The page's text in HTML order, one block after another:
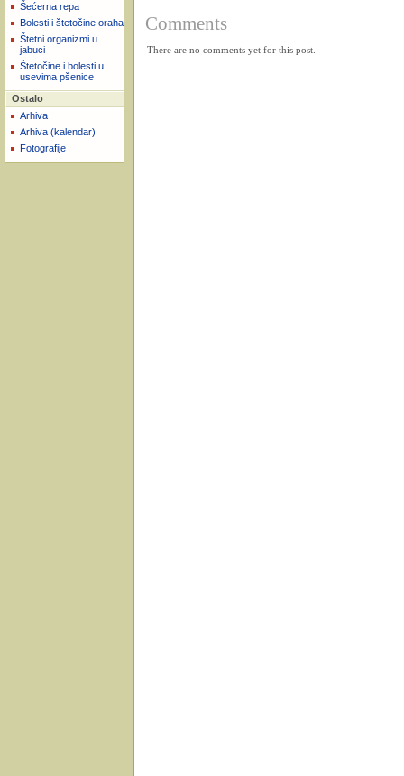
Šećerna repa
Bolesti i štetočine oraha
Štetni organizmi u
jabuci
Štetočine i bolesti u
usevima pšenice
Ostalo
Arhiva
Arhiva (kalendar)
Fotografije
Comments
There are no comments yet for this post.